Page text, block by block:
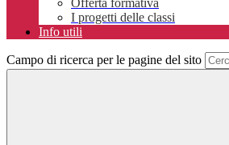
Offerta formativa
I progetti delle classi
Info utili
Campo di ricerca per le pagine del sito